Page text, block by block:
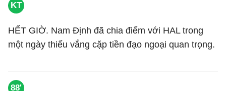
KT
HẾT GIỜ. Nam Định đã chia điểm với HAL trong
một ngày thiếu vắng cặp tiền đạo ngoại quan trọng.
88'